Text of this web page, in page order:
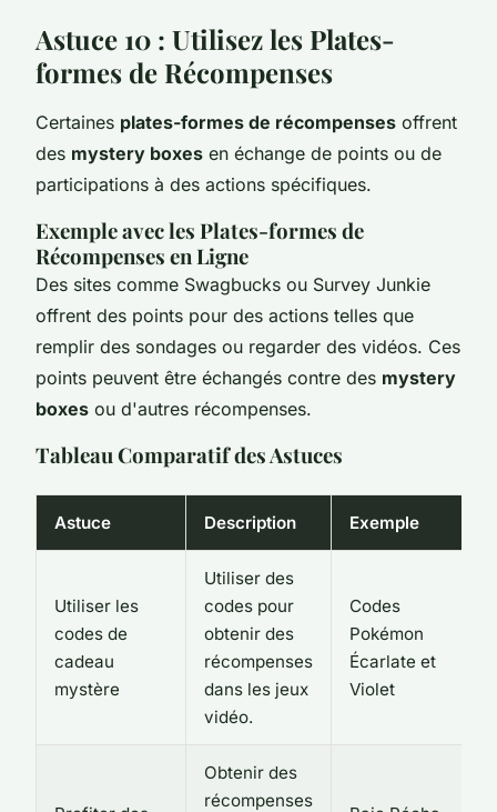
Astuce 10 : Utilisez les Plates-
formes de Récompenses
Certaines plates-formes de récompenses offrent
des mystery boxes en échange de points ou de
participations à des actions spécifiques.
Exemple avec les Plates-formes de
Récompenses en Ligne
Des sites comme Swagbucks ou Survey Junkie
offrent des points pour des actions telles que
remplir des sondages ou regarder des vidéos. Ces
points peuvent être échangés contre des mystery
boxes ou d'autres récompenses.
Tableau Comparatif des Astuces
Astuce Description Exemple
Utiliser les
codes de
cadeau
mystère
Utiliser des
codes pour
obtenir des
récompenses
dans les jeux
vidéo.
Codes
Pokémon
Écarlate et
Violet
Obtenir des
récompenses